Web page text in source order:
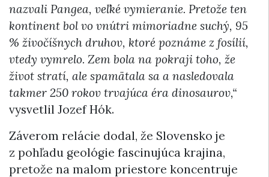
nazvali Pangea, veľké vymieranie. Pretože ten
kontinent bol vo vnútri mimoriadne suchý, 95
% živočíšnych druhov, ktoré poznáme z fosílií,
vtedy vymrelo. Zem bola na pokraji toho, že
život stratí, ale spamätala sa a nasledovala
takmer 250 rokov trvajúca éra dinosaurov,“
vysvetlil Jozef Hók.
Záverom relácie dodal, že Slovensko je
z pohľadu geológie fascinujúca krajina,
pretože na malom priestore koncentruje